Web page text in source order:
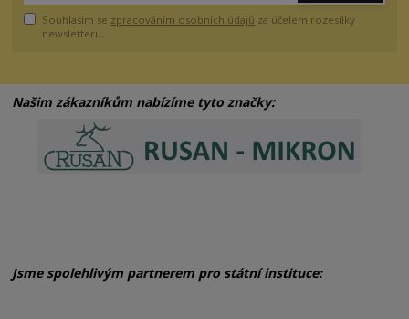
Souhlasím se zpracováním osobních údajů za účelem rozesílky
newsletteru.
Našim zákazníkům nabízíme tyto značky:
Jsme spolehlivým partnerem pro státní instituce: